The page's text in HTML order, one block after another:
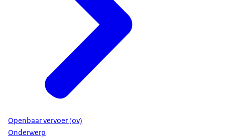
Openbaar vervoer (ov)
Onderwerp